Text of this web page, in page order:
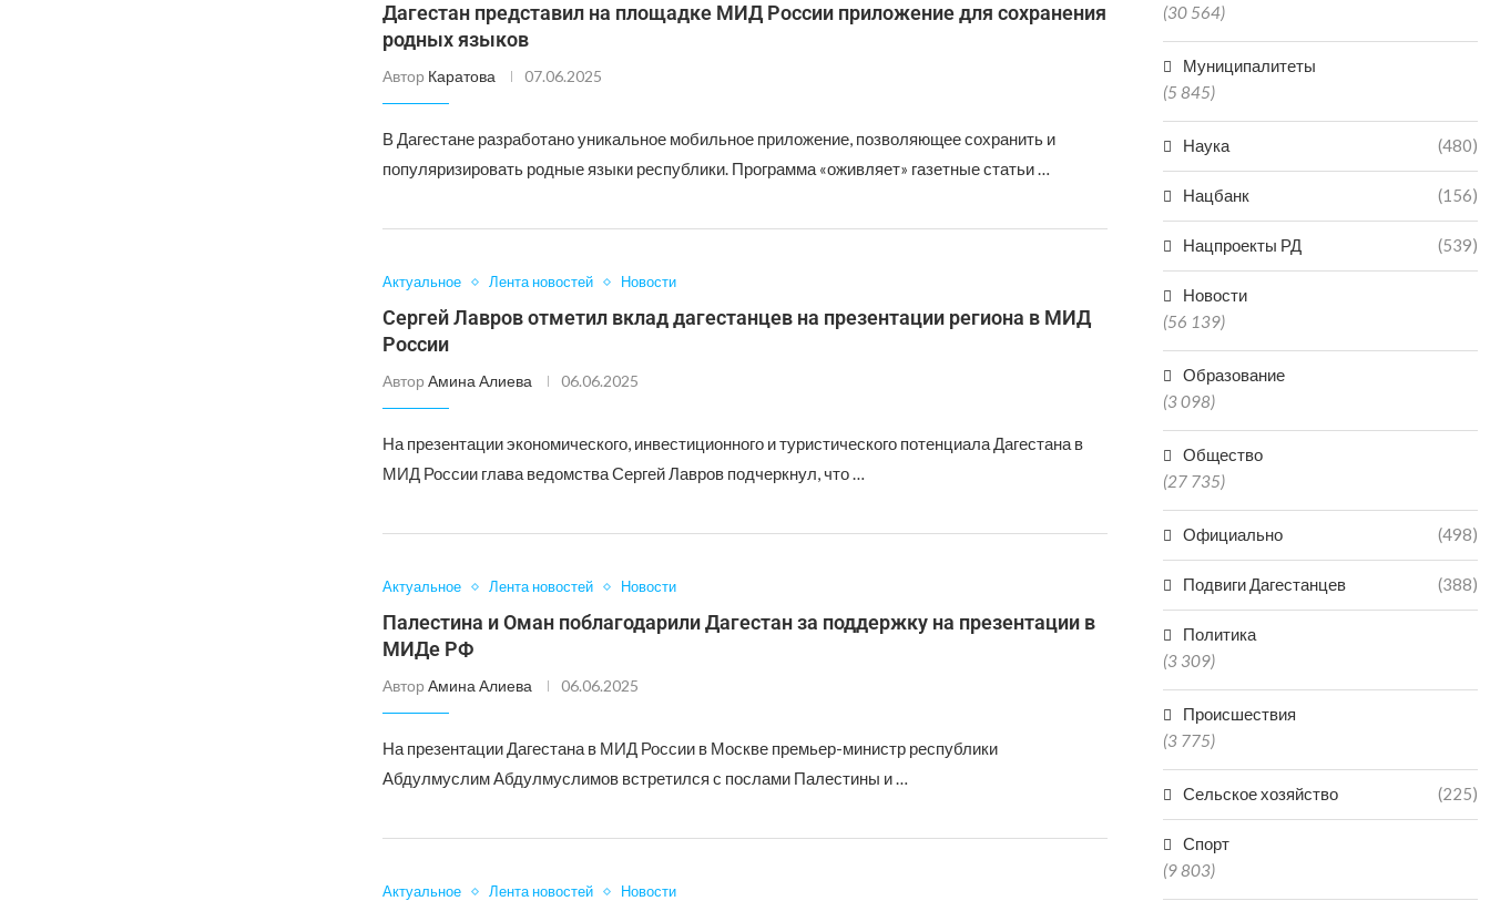
Дагестан представил на площадке МИД России приложение для сохранения
родных языков
Автор Каратова 07.06.2025
В Дагестане разработано уникальное мобильное приложение, позволяющее сохранить и
популяризировать родные языки республики. Программа «оживляет» газетные статьи …
Актуальное Лента новостей Новости
Сергей Лавров отметил вклад дагестанцев на презентации региона в МИД
России
Автор Амина Алиева 06.06.2025
На презентации экономического, инвестиционного и туристического потенциала Дагестана в
МИД России глава ведомства Сергей Лавров подчеркнул, что …
Актуальное Лента новостей Новости
Палестина и Оман поблагодарили Дагестан за поддержку на презентации в
МИДе РФ
Автор Амина Алиева 06.06.2025
На презентации Дагестана в МИД России в Москве премьер-министр республики
Абдулмуслим Абдулмуслимов встретился с послами Палестины и …
Актуальное Лента новостей Новости
(30 564)
Муниципалитеты
(5 845)
Наука (480)
Нацбанк (156)
Нацпроекты РД (539)
Новости
(56 139)
Образование
(3 098)
Общество
(27 735)
Официально (498)
Подвиги Дагестанцев (388)
Политика
(3 309)
Происшествия
(3 775)
Сельское хозяйство (225)
Спорт
(9 803)